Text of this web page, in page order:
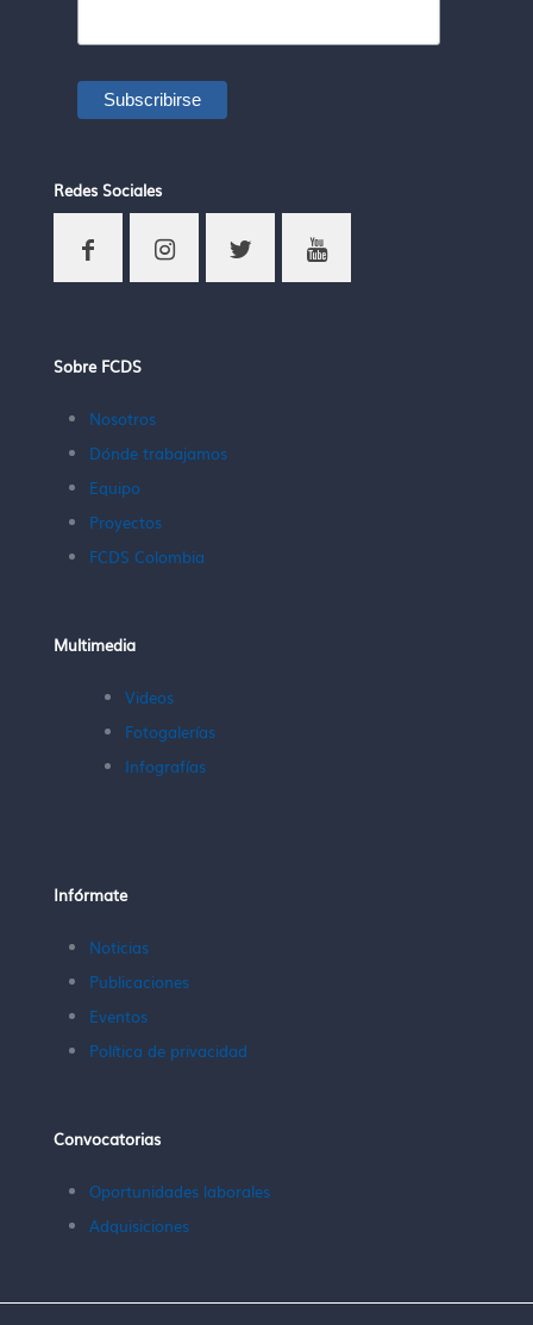
Redes Sociales
Sobre FCDS
Nosotros
Dónde trabajamos
Equipo
Proyectos
FCDS Colombia
Multimedia
Videos
Fotogalerías
Infografías
Infórmate
Noticias
Publicaciones
Eventos
Política de privacidad
Convocatorias
Oportunidades laborales
Adquisiciones